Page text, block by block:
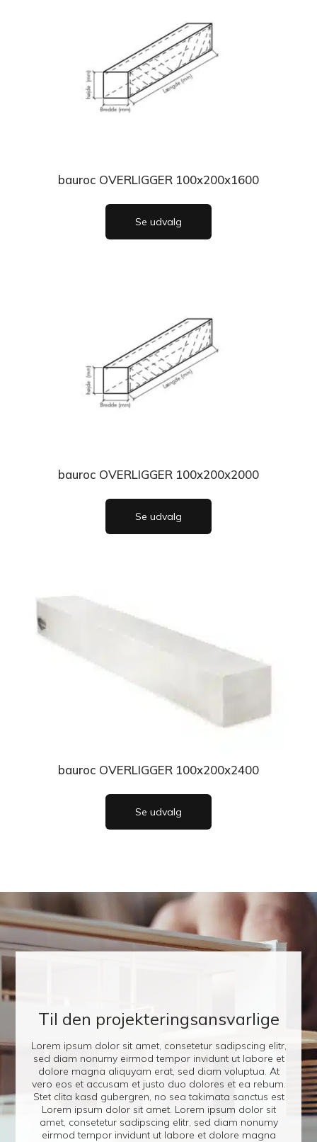
bauroc OVERLIGGER 100x200x1600
Se udvalg
bauroc OVERLIGGER 100x200x2000
Se udvalg
bauroc OVERLIGGER 100x200x2400
Se udvalg
Til den projekteringsansvarlige
Lorem ipsum dolor sit amet, consetetur sadipscing elitr,
sed diam nonumy eirmod tempor invidunt ut labore et
dolore magna aliquyam erat, sed diam voluptua. At
vero eos et accusam et justo duo dolores et ea rebum.
Stet clita kasd gubergren, no sea takimata sanctus est
Lorem ipsum dolor sit amet. Lorem ipsum dolor sit
amet, consetetur sadipscing elitr, sed diam nonumy
eirmod tempor invidunt ut labore et dolore magna